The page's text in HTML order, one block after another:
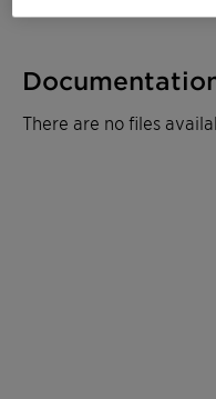
There are no files